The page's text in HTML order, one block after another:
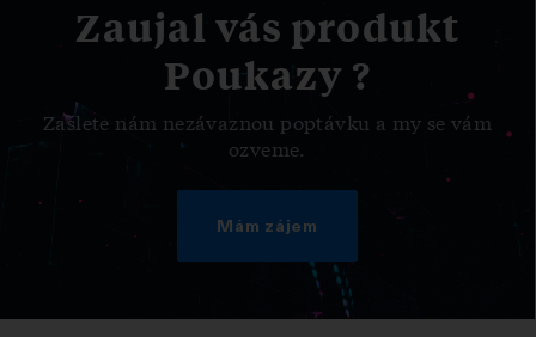
Zaujal vás produkt
Poukazy ?
Zašlete nám nezávaznou poptávku a my se vám
ozveme.
Mám zájem